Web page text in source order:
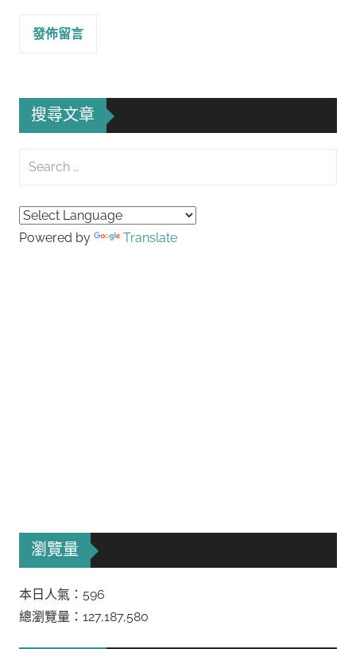
搜尋文章
Search
Powered by Translate
瀏覽量
本日人氣：596
總瀏覽量：127,187,580